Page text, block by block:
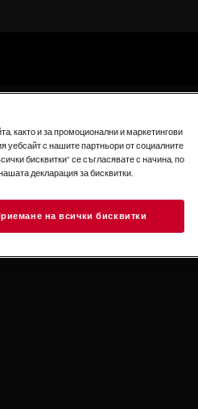
както и за промоционални и маркетингови
с нашите партньори от социалните
бисквитки“ се съгласявате с начина, по
декларация за бисквитки.
на всички бисквитки